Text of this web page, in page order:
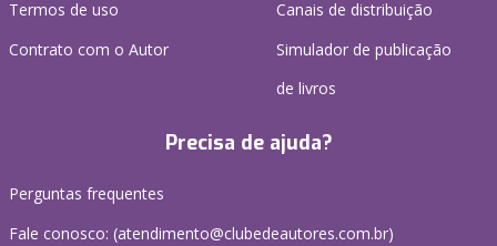
Termos de uso
Contrato com o Autor
Canais de distribuição
Simulador de publicação
de livros
Precisa de ajuda?
Perguntas frequentes
Fale conosco: (atendimento@clubedeautores.com.br)